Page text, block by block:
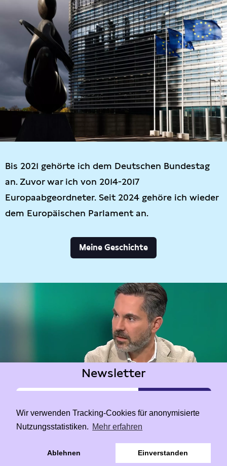
Wir verwenden Tracking-Cookies für anonymisierte
Nutzungsstatistiken. Mehr erfahren
Ablehnen Einverstanden
Bis 2021 gehörte ich dem Deutschen Bundestag
an. Zuvor war ich von 2014-2017
Europaabgeordneter. Seit 2024 gehöre ich wieder
dem Europäischen Parlament an.
Meine Geschichte
Newsletter